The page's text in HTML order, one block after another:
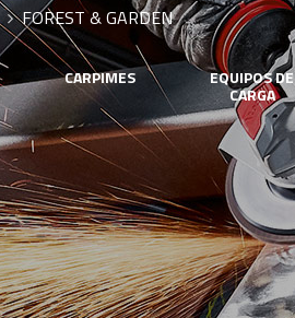
FOREST & GARDEN
CARPIMES EQUIPOS DE
CARGA